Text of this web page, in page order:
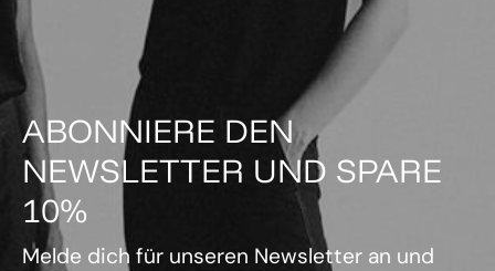
ABONNIERE DEN
NEWSLETTER UND SPARE
10%
Melde dich für unseren Newsletter an und